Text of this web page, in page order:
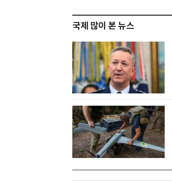
국제 많이 본 뉴스